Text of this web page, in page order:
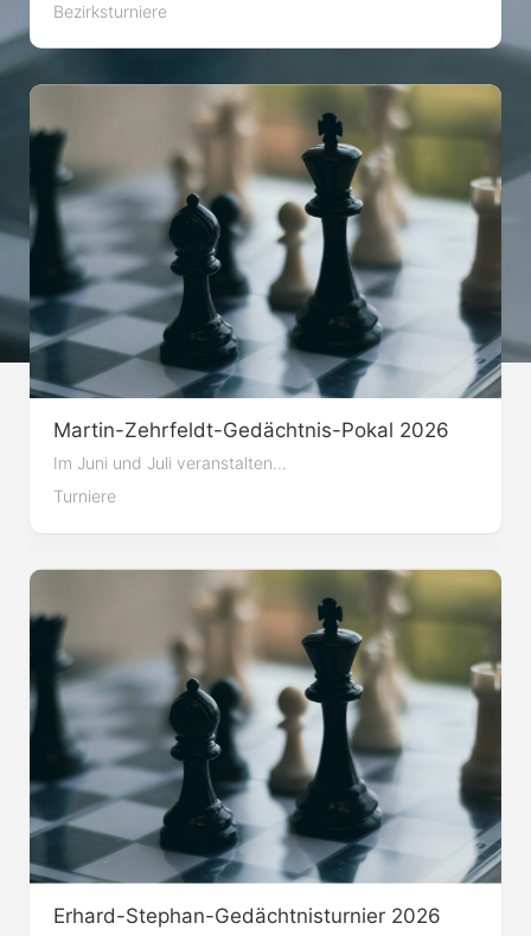
Bezirksturniere
Martin-Zehrfeldt-Gedächtnis-Pokal 2026
Im Juni und Juli veranstalten...
Turniere
Erhard-Stephan-Gedächtnisturnier 2026